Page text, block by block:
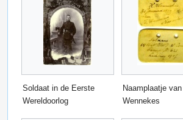
Soldaat in de Eerste
Wereldoorlog
Naamplaatje
Wennekes